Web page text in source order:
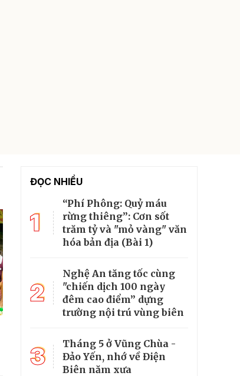
ĐỌC NHIỀU
1
“Phí Phông: Quỷ máu
rừng thiêng”: Cơn sốt
trăm tỷ và "mỏ vàng" văn
hóa bản địa (Bài 1)
2
Nghệ An tăng tốc cùng
"chiến dịch 100 ngày
đêm cao điểm” dựng
trường nội trú vùng biên
3
Tháng 5 ở Vũng Chùa -
Đảo Yến, nhớ về Điện
Biên năm xưa